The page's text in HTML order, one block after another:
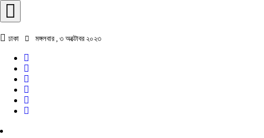
ঢাকা মঙ্গলবার , ৩ অক্টোবর ২০২৩